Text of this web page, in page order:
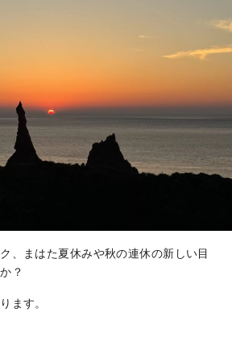
、まはた夏休みや秋の連休の新しい目
？
ます。